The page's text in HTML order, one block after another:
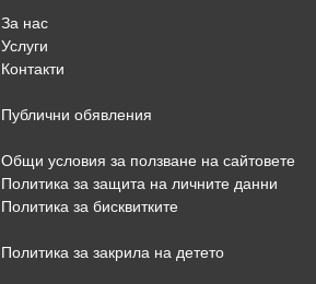
За нас
Услуги
Контакти
Публични обявления
Общи условия за ползване на сайтовете
Политика за защита на личните данни
Политика за бисквитките
Политика за закрила на детето